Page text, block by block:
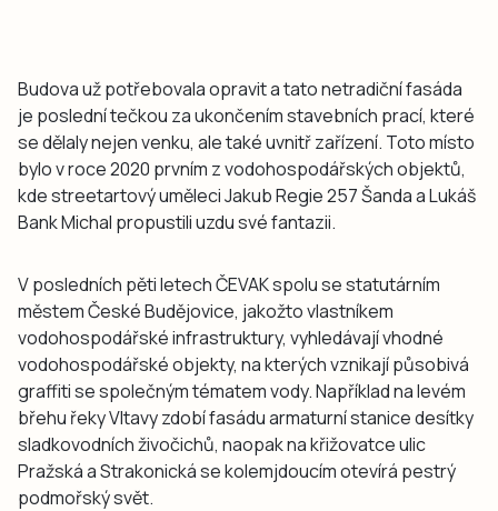
Budova už potřebovala opravit a tato netradiční fasáda
je poslední tečkou za ukončením stavebních prací, které
se dělaly nejen venku, ale také uvnitř zařízení. Toto místo
bylo v roce 2020 prvním z vodohospodářských objektů,
kde streetartový uměleci Jakub Regie 257 Šanda a Lukáš
Bank Michal propustili uzdu své fantazii.
V posledních pěti letech ČEVAK spolu se statutárním
městem České Budějovice, jakožto vlastníkem
vodohospodářské infrastruktury, vyhledávají vhodné
vodohospodářské objekty, na kterých vznikají působivá
graffiti se společným tématem vody. Například na levém
břehu řeky Vltavy zdobí fasádu armaturní stanice desítky
sladkovodních živočichů, naopak na křižovatce ulic
Pražská a Strakonická se kolemjdoucím otevírá pestrý
podmořský svět.